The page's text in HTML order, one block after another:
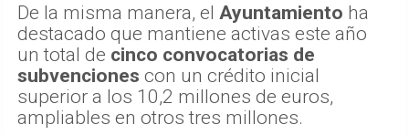
De la misma manera, el Ayuntamiento ha
destacado que mantiene activas este año
un total de cinco convocatorias de
subvenciones con un crédito inicial
superior a los 10,2 millones de euros,
ampliables en otros tres millones.